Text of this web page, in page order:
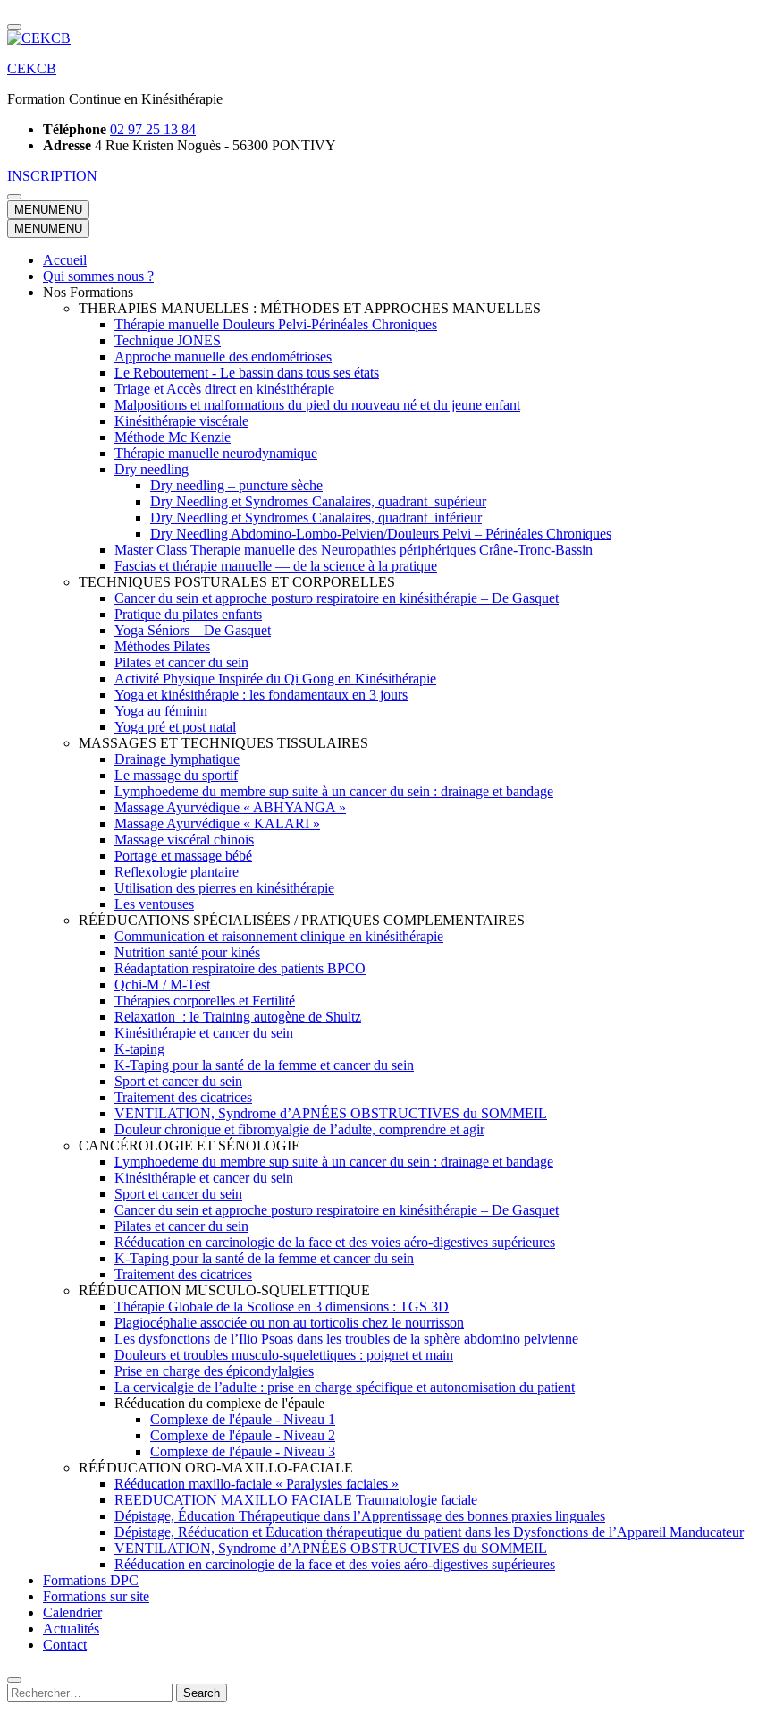
CEKCB
Formation Continue en Kinésithérapie
Téléphone 02 97 25 13 84
Adresse 4 Rue Kristen Noguès - 56300 PONTIVY
INSCRIPTION
MENUMENU
MENUMENU
Accueil
Qui sommes nous ?
Nos Formations
THERAPIES MANUELLES : MÉTHODES ET APPROCHES MANUELLES
Thérapie manuelle Douleurs Pelvi-Périnéales Chroniques
Technique JONES
Approche manuelle des endométrioses
Le Reboutement - Le bassin dans tous ses états
Triage et Accès direct en kinésithérapie
Malpositions et malformations du pied du nouveau né et du jeune enfant
Kinésithérapie viscérale
Méthode Mc Kenzie
Thérapie manuelle neurodynamique
Dry needling
Dry needling – puncture sèche
Dry Needling et Syndromes Canalaires, quadrant supérieur
Dry Needling et Syndromes Canalaires, quadrant inférieur
Dry Needling Abdomino-Lombo-Pelvien/Douleurs Pelvi – Périnéales Chroniques
Master Class Therapie manuelle des Neuropathies périphériques Crâne-Tronc-Bassin
Fascias et thérapie manuelle — de la science à la pratique
TECHNIQUES POSTURALES ET CORPORELLES
Cancer du sein et approche posturo respiratoire en kinésithérapie – De Gasquet
Pratique du pilates enfants
Yoga Séniors – De Gasquet
Méthodes Pilates
Pilates et cancer du sein
Activité Physique Inspirée du Qi Gong en Kinésithérapie
Yoga et kinésithérapie : les fondamentaux en 3 jours
Yoga au féminin
Yoga pré et post natal
MASSAGES ET TECHNIQUES TISSULAIRES
Drainage lymphatique
Le massage du sportif
Lymphoedeme du membre sup suite à un cancer du sein : drainage et bandage
Massage Ayurvédique « ABHYANGA »
Massage Ayurvédique « KALARI »
Massage viscéral chinois
Portage et massage bébé
Reflexologie plantaire
Utilisation des pierres en kinésithérapie
Les ventouses
RÉÉDUCATIONS SPÉCIALISÉES / PRATIQUES COMPLEMENTAIRES
Communication et raisonnement clinique en kinésithérapie
Nutrition santé pour kinés
Réadaptation respiratoire des patients BPCO
Qchi-M / M-Test
Thérapies corporelles et Fertilité
Relaxation : le Training autogène de Shultz
Kinésithérapie et cancer du sein
K-taping
K-Taping pour la santé de la femme et cancer du sein
Sport et cancer du sein
Traitement des cicatrices
VENTILATION, Syndrome d’APNÉES OBSTRUCTIVES du SOMMEIL
Douleur chronique et fibromyalgie de l’adulte, comprendre et agir
CANCÉROLOGIE ET SÉNOLOGIE
Lymphoedeme du membre sup suite à un cancer du sein : drainage et bandage
Kinésithérapie et cancer du sein
Sport et cancer du sein
Cancer du sein et approche posturo respiratoire en kinésithérapie – De Gasquet
Pilates et cancer du sein
Rééducation en carcinologie de la face et des voies aéro-digestives supérieures
K-Taping pour la santé de la femme et cancer du sein
Traitement des cicatrices
RÉÉDUCATION MUSCULO-SQUELETTIQUE
Thérapie Globale de la Scoliose en 3 dimensions : TGS 3D
Plagiocéphalie associée ou non au torticolis chez le nourrisson
Les dysfonctions de l’Ilio Psoas dans les troubles de la sphère abdomino pelvienne
Douleurs et troubles musculo-squelettiques : poignet et main
Prise en charge des épicondylalgies
La cervicalgie de l’adulte : prise en charge spécifique et autonomisation du patient
Rééducation du complexe de l'épaule
Complexe de l'épaule - Niveau 1
Complexe de l'épaule - Niveau 2
Complexe de l'épaule - Niveau 3
RÉÉDUCATION ORO-MAXILLO-FACIALE
Rééducation maxillo-faciale « Paralysies faciales »
REEDUCATION MAXILLO FACIALE Traumatologie faciale
Dépistage, Éducation Thérapeutique dans l’Apprentissage des bonnes praxies linguales
Dépistage, Rééducation et Éducation thérapeutique du patient dans les Dysfonctions de l’Appareil Manducateur
VENTILATION, Syndrome d’APNÉES OBSTRUCTIVES du SOMMEIL
Rééducation en carcinologie de la face et des voies aéro-digestives supérieures
Formations DPC
Formations sur site
Calendrier
Actualités
Contact
Rechercher
: